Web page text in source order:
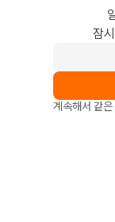
잠
계속해서 같